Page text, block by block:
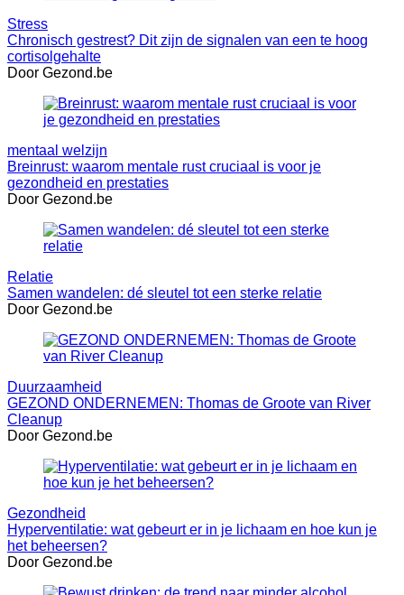
Stress
Chronisch gestrest? Dit zijn de signalen van een te hoog
cortisolgehalte
Door Gezond.be
mentaal welzijn
Breinrust: waarom mentale rust cruciaal is voor je
gezondheid en prestaties
Door Gezond.be
Relatie
Samen wandelen: dé sleutel tot een sterke relatie
Door Gezond.be
Duurzaamheid
GEZOND ONDERNEMEN: Thomas de Groote van River
Cleanup
Door Gezond.be
Gezondheid
Hyperventilatie: wat gebeurt er in je lichaam en hoe kun je
het beheersen?
Door Gezond.be